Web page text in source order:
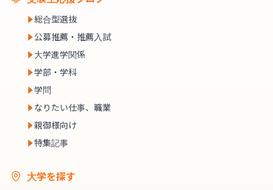
総合型選抜
公募推薦・推薦入試
大学進学関係
学部・学科
学問
なりたい仕事、職業
親御様向け
特集記事
大学を探す